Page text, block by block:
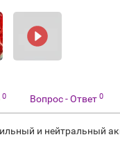
0 Вопрос - Ответ 0
и нейтральный